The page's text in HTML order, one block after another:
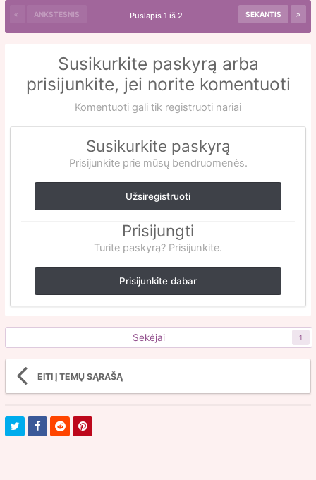
ANKSTESNIS SEKANTIS
Puslapis 1 iš 2
Susikurkite paskyrą arba
prisijunkite, jei norite komentuoti
Komentuoti gali tik registruoti nariai
Susikurkite paskyrą
Prisijunkite prie mūsų bendruomenės.
Užsiregistruoti
Prisijungti
Turite paskyrą? Prisijunkite.
Prisijunkite dabar
Sekėjai 1
EITI Į TEMŲ SĄRAŠĄ